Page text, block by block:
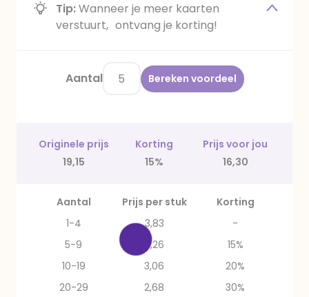
Tip:Wanneer je meer kaarten
verstuurt, ontvang je korting!
Aantal Bereken voordeel
Originele prijs Korting
Prijs voor jou
19,15
15% 16,30
Aantal Prijs per stuk
Korting
1-4
3,83
-
5-9
3,26
15%
10-19
3,06
20%
20-29
2,68
30%